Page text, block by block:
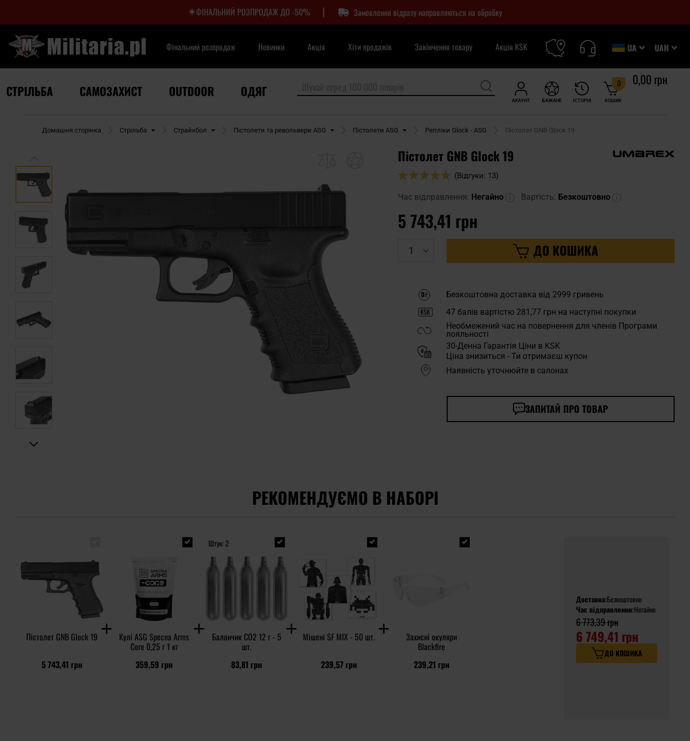
ФІНАЛЬНИЙ РОЗПРОДАЖ ДО -50% | Замовлення відразу направляються на обробку
UAH
UA
Фінальний розпродаж Новинки Акція Хіти продажів Закінчення товару Акція KSK
АКАУНТ ІСТОРІЯ
БАЖАНЕ КОШИК
0 0,00 грн
СТРІЛЬБА САМОЗАХИСТ OUTDOOR ОДЯГ
Домашня сторінка Стрільба Страйкбол Пістолети та револьвери ASG Пістолети ASG Репліки Glock - ASG Пістолет GNB Glock 19
Пістолет GNB Glock 19
Оцінка:
(Відгуки: 13)
Час відправлення: Негайно Вартість: Безкоштовно
5 743,41 грн
ДО КОШИКА
Безкоштовна доставка від 2999 гривень
47 балів вартістю 281,77 грн на наступні покупки
Необмежений час на повернення для членів Програми
лояльності
30-Денна Гарантія Ціни в KSK
Ціна знизиться - Ти отримаєш купон
Наявність уточнюйте в салонах
ЗАПИТАЙ ПРО ТОВАР
РЕКОМЕНДУЄМО В НАБОРІ
Пістолет GNB Glock 19
5 743,41 грн
Кулі ASG Specna Arms
Core 0,25 г 1 кг
359,59 грн
Штук: 2
Балончик CO2 12 г - 5
шт.
83,81 грн
Мішені SF MIX - 50 шт.
239,57 грн
Захисні окуляри
Blackfire
239,21 грн
Доставка:Безкоштовно
Час відправлення:Негайно
6 773,39 грн
6 749,41 грн
ДО КОШИКА